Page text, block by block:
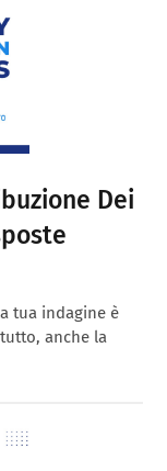
Dei
tua indagine è
anche la